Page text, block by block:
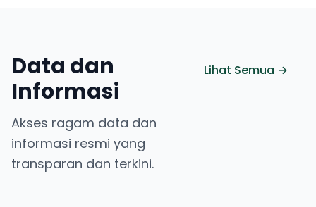
Data dan
Informasi
Akses ragam data dan
informasi resmi yang
transparan dan terkini.
Lihat Semua →